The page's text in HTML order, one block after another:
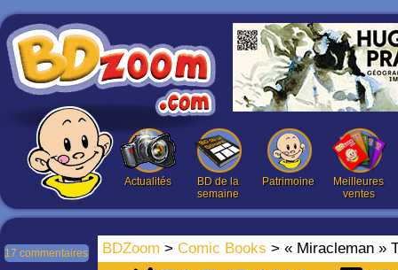
Actualités
BD de la
semaine
Patrimoine
Meilleures
ventes
BDZoom > Comic Books > « Miracleman »
17 commentaires